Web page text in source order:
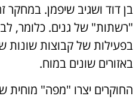
בן דוד ושגיב שיפמן. במחקר
"רשתות" של גנים. כלומר,
בפעילות של קבוצות שונות
באזורים שונים במוח.
החוקרים יצרו "מפה" מוחית